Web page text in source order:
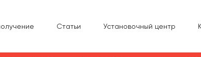
Статьи Установочный центр